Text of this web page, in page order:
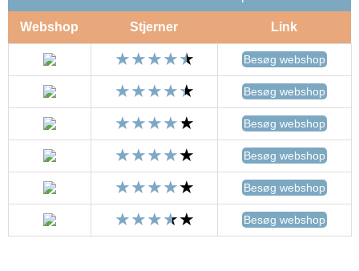
Webshop Stjerner Link
Besøg webshop
Besøg webshop
Besøg webshop
Besøg webshop
Besøg webshop
Besøg webshop